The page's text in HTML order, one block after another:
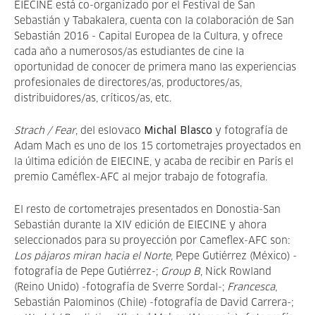
EIECINE está co-organizado por el Festival de San
Sebastián y Tabakalera, cuenta con la colaboración de San
Sebastián 2016 - Capital Europea de la Cultura, y ofrece
cada año a numerosos/as estudiantes de cine la
oportunidad de conocer de primera mano las experiencias
profesionales de directores/as, productores/as,
distribuidores/as, críticos/as, etc.
Strach / Fear, del eslovaco Michal Blasco y fotografía de
Adam Mach es uno de los 15 cortometrajes proyectados en
la última edición de EIECINE, y acaba de recibir en París el
premio Caméflex-AFC al mejor trabajo de fotografía.
El resto de cortometrajes presentados en Donostia-San
Sebastián durante la XIV edición de EIECINE y ahora
seleccionados para su proyección por Cameflex-AFC son:
Los pájaros miran hacia el Norte, Pepe Gutiérrez (México) -
fotografía de Pepe Gutiérrez-; Group B, Nick Rowland
(Reino Unido) -fotografía de Sverre Sordal-; Francesca,
Sebastián Palominos (Chile) -fotografía de David Carrera-;